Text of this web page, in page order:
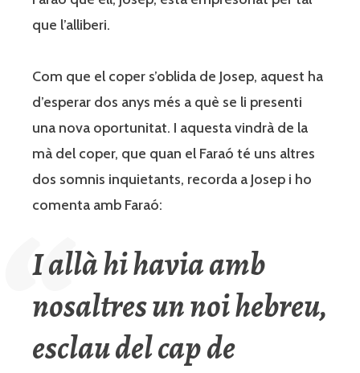
que l’alliberi.
Com que el coper s’oblida de Josep, aquest ha
d’esperar dos anys més a què se li presenti
una nova oportunitat. I aquesta vindrà de la
mà del coper, que quan el Faraó té uns altres
dos somnis inquietants, recorda a Josep i ho
comenta amb Faraó:
I allà hi havia amb
nosaltres un noi hebreu,
esclau del cap de